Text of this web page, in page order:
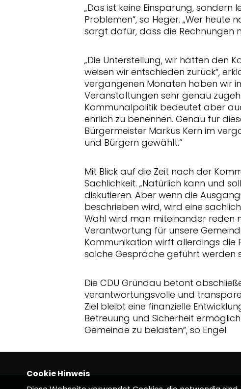
Das ist keine Einsparung, sondern
Problemen“, so Heger. „Wer
sorgt dafür, dass die Rechnungen
Die Unterstellung, wir hätten den
weisen wir entschieden zurück“,
vergangenen Monaten haben wir
Veranstaltungen sehr genau
Kommunalpolitik bedeutet aber
ehrlich zu benennen. Genau für
Bürgermeister Markus Kern im
und Bürgern gewählt.“
Mit Blick auf die Zeit nach der
Sachlichkeit. „Natürlich kann und
diskutieren. Aber wenn die
beschrieben wird, wird eine
Wahl wird man miteinander reden
Verantwortung für unsere
Kommunikation wirft allerdings
solche Gespräche geführt werden
Die CDU Gründau betont
verantwortungsvolle und
Ziel bleibt eine finanzielle
Betreuung und Sicherheit
Gemeinde zu belasten“, so Engel.
Cookie Hinweis